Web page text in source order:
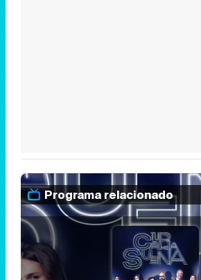
Programa relacionado